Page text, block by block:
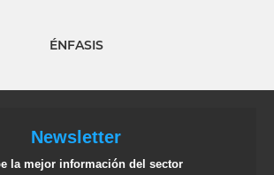
ÉNFASIS
Newsletter
la mejor información del sector